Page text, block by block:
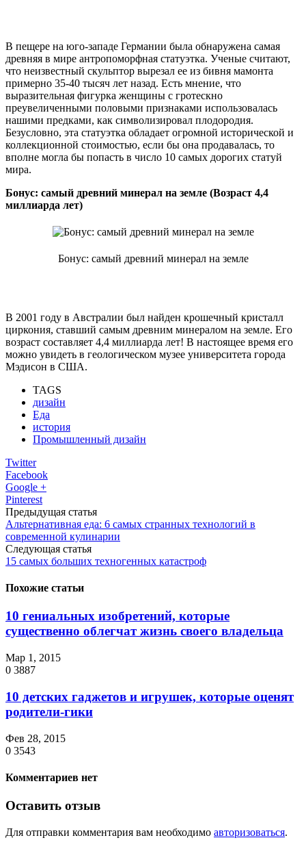
В пещере на юго-западе Германии была обнаружена самая
древняя в мире антропоморфная статуэтка. Ученые считают,
что неизвестный скульптор вырезал ее из бивня мамонта
примерно 35-40 тысяч лет назад. Есть мнение, что
выразительная фигурка женщины с гротескно
преувеличенными половыми признаками использовалась
нашими предками, как символизировал плодородия.
Безусловно, эта статуэтка обладает огромной исторической и
коллекционной стоимостью, если бы она продавалась, то
вполне могла бы попасть в число 10 самых дорогих статуй
мира.
Бонус: самый древний минерал на земле (Возраст 4,4
миллиарда лет)
Бонус: самый древний минерал на земле
В 2001 году в Австралии был найден крошечный кристалл
циркония, ставший самым древним минералом на земле. Его
возраст составляет 4,4 миллиарда лет! В настоящее время его
можно увидеть в геологическом музее университета города
Мэдисон в США.
TAGS
дизайн
Еда
история
Промышленный дизайн
Twitter
Facebook
Google +
Pinterest
Предыдущая статья
Альтернативная еда: 6 самых странных технологий в
современной кулинарии
Следующая статья
15 самых больших техногенных катастроф
Похожие статьи
10 гениальных изобретений, которые
существенно облегчат жизнь своего владельца
Мар 1, 2015
0 3887
10 детских гаджетов и игрушек, которые оценят
родители-гики
Фев 28, 2015
0 3543
Комментариев нет
Оставить отзыв
Для отправки комментария вам необходимо авторизоваться.